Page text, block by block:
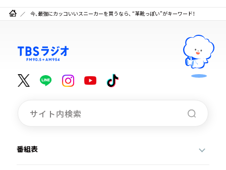
今、最強にカッコいいスニーカーを買うなら、 “革靴っぽい”がキーワード！
番組表